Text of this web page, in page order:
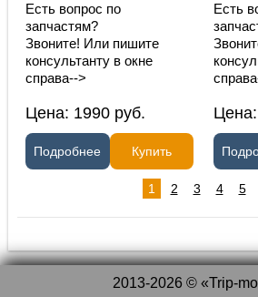
Есть вопрос по
запчастям?
Звоните! Или пишите
консультанту в окне
справа-->
Цена: 1990 руб.
Подробнее Купить
Есть
Цена:
1 2 3 4 5
2013-2026 © «Trip-